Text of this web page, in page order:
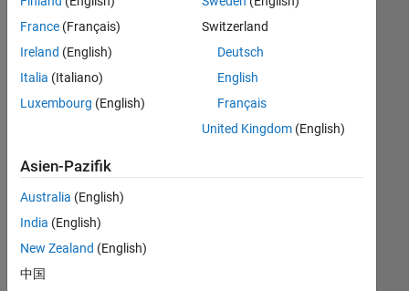
weiter
fassen
oder
alle
Stellenangebote
anzeigen .
noch
keine
offenen
Stellen
können,
France (Français)
Ireland (English)
Italia (Italiano)
Luxembourg (English)
Switzerland
Deutsch
English
Français
United Kingdom(English)
Asien-Pazifik
Australia (English)
India (English)
New Zealand (English)
中国